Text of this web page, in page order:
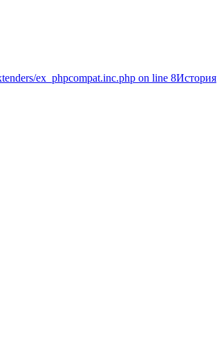
ex_phpcompat.inc.php on line 8История